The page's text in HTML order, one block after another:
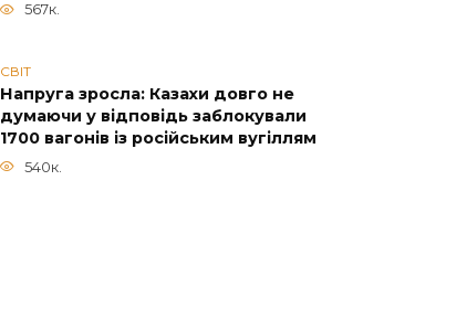
567к.
СВІТ
Напруга зросла: Казахи довго не
думаючи у відповідь заблокували
1700 вагонів із російським вугіллям
540к.